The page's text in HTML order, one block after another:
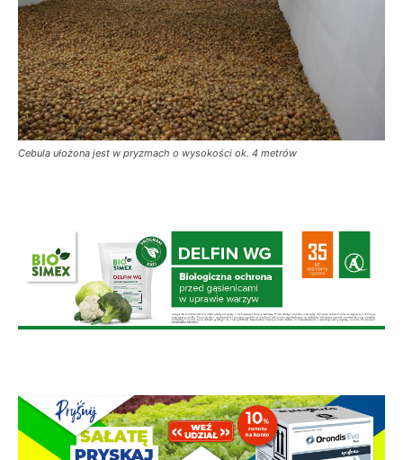
Cebula ułożona jest w pryzmach o wysokości ok. 4 metrów